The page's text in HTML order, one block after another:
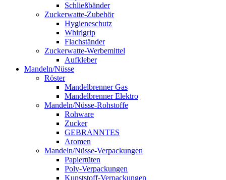
Schließbänder
Zuckerwatte-Zubehör
Hygieneschutz
Whirlgrip
Flachständer
Zuckerwatte-Werbemittel
Aufkleber
Mandeln/Nüsse
Röster
Mandelbrenner Gas
Mandelbrenner Elektro
Mandeln/Nüsse-Rohstoffe
Rohware
Zucker
GEBRANNTES
Aromen
Mandeln/Nüsse-Verpackungen
Papiertüten
Poly-Verpackungen
Kunststoff-Verpackungen